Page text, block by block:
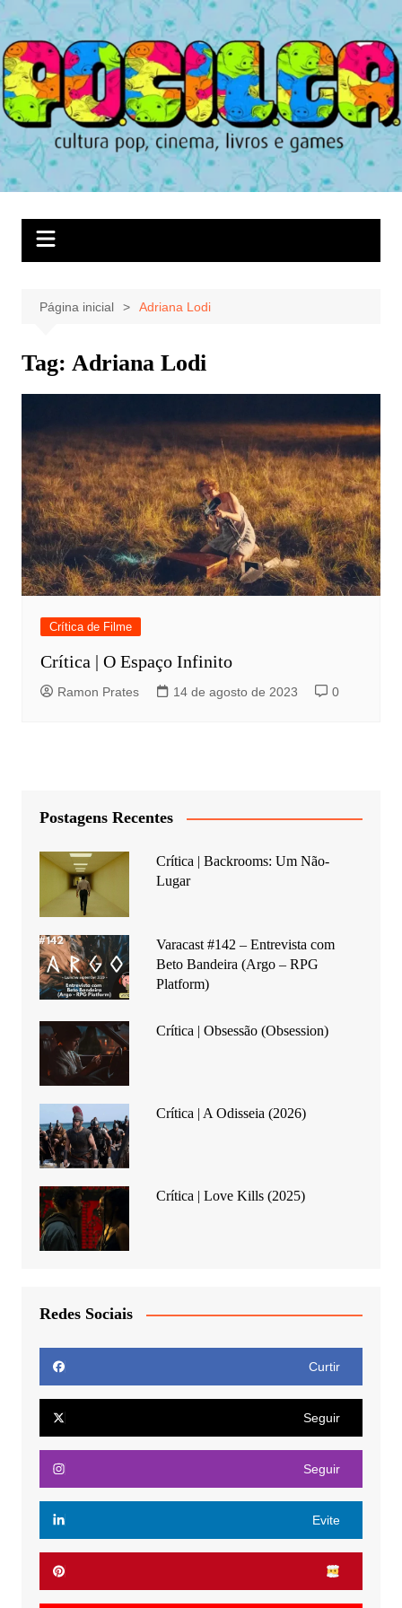
Ir
para
o
conteúdo
Página inicial Adriana Lodi
Tag: Adriana Lodi
Crítica de Filme
Crítica | O Espaço Infinito
Ramon Prates 14 de agosto de 2023 0
Postagens Recentes
Crítica | Backrooms: Um Não-
Lugar
Varacast #142 – Entrevista com
Beto Bandeira (Argo – RPG
Platform)
Crítica | Obsessão (Obsession)
Crítica | A Odisseia (2026)
Crítica | Love Kills (2025)
Redes Sociais
Curtir
Seguir
Seguir
Evite